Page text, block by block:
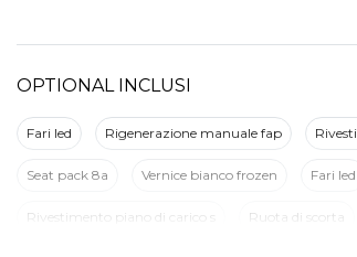
OPTIONAL INCLUSI
Fari led Rigenerazione manuale fap
Seat pack 8a Vernice bianco frozen Fari led
Rivestimento piano di carico s Ruota di scorta